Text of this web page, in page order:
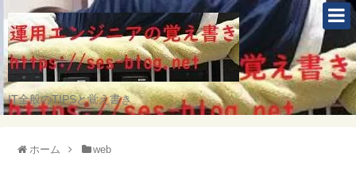
IT全般のTIPSと覚え書き
ホーム web